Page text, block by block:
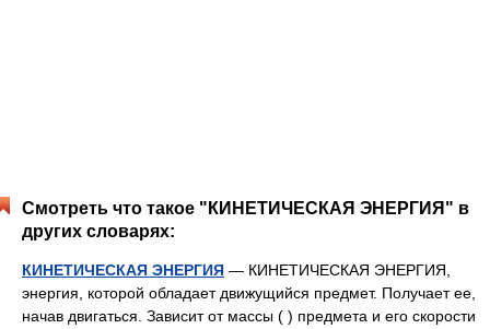
Смотреть что такое "КИНЕТИЧЕСКАЯ ЭНЕРГИЯ" в
других словарях:
КИНЕТИЧЕСКАЯ ЭНЕРГИЯ — КИНЕТИЧЕСКАЯ ЭНЕРГИЯ,
энергия, которой обладает движущийся предмет. Получает ее,
начав двигаться. Зависит от массы ( ) предмета и его скорости